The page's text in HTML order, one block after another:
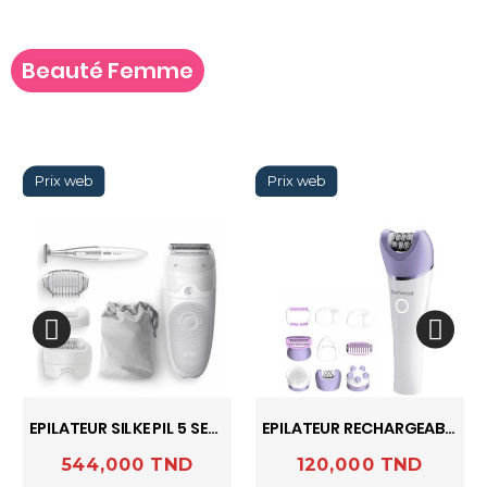
Beauté Femme
EPILATEUR SILKE PIL 5 SES5-805 BRAUN
Prix
544,000 TND
EPILATEUR RECHARGEABLE FEMME VIOLET / TCO-6007 TECHWOOD
Prix
120,000 TND